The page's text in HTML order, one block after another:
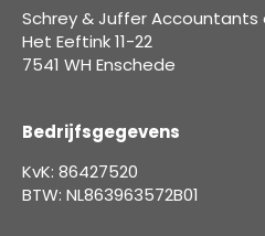
Schrey & Juffer Accountants
Het Eeftink 11-22
7541 WH Enschede
Bedrijfsgegevens
KvK: 86427520
BTW: NL863963572B01